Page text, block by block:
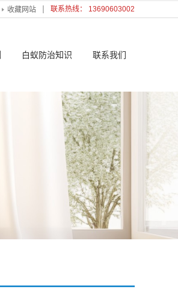
收藏网站 联系热线： 13690603002
白蚁防治知识 联系我们